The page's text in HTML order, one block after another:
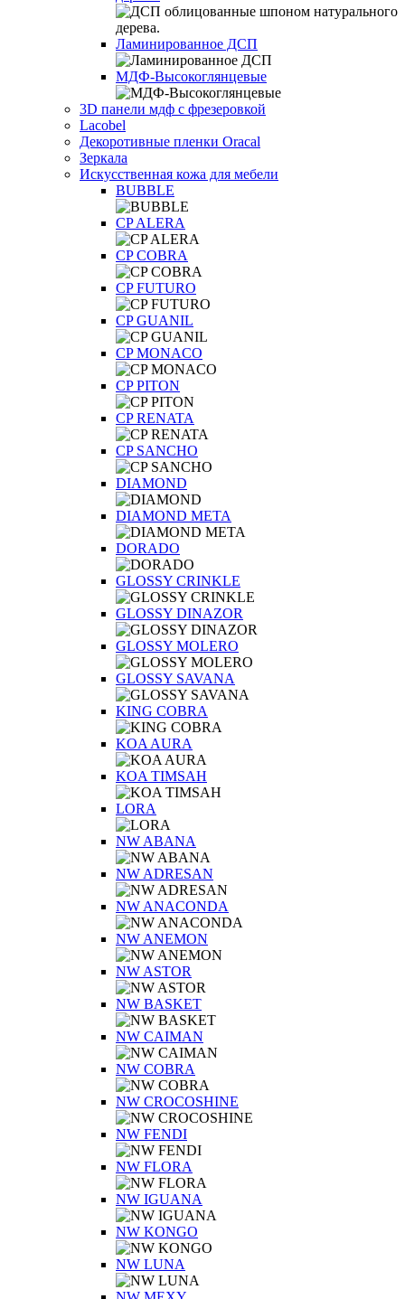
Ламинированное ДСП
МДФ-Высокоглянцевые
3D панели мдф с фрезеровкой
Lacobel
Декоротивные пленки Oracal
Зеркала
Искусственная кожа для мебели
BUBBLE
CP ALERA
CP COBRA
CP FUTURO
CP GUANIL
CP MONACO
CP PITON
CP RENATA
CP SANCHO
DIAMOND
DIAMOND META
DORADO
GLOSSY CRINKLE
GLOSSY DINAZOR
GLOSSY MOLERO
GLOSSY SAVANA
KING COBRA
KOA AURA
KOA TIMSAH
LORA
NW ABANA
NW ADRESAN
NW ANACONDA
NW ANEMON
NW ASTOR
NW BASKET
NW CAIMAN
NW COBRA
NW CROCOSHINE
NW FENDI
NW FLORA
NW IGUANA
NW KONGO
NW LUNA